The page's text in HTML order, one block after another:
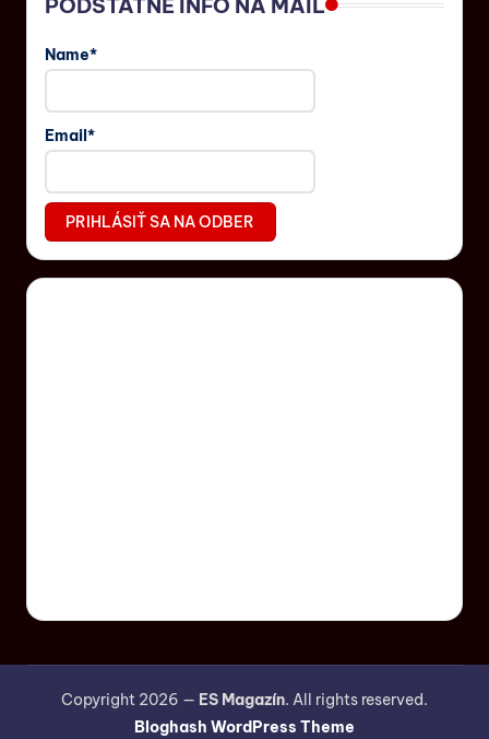
PODSTATNÉ INFO NA MAIL
Name*
Email*
Copyright 2026 — ES Magazín. All rights reserved.
Bloghash WordPress Theme